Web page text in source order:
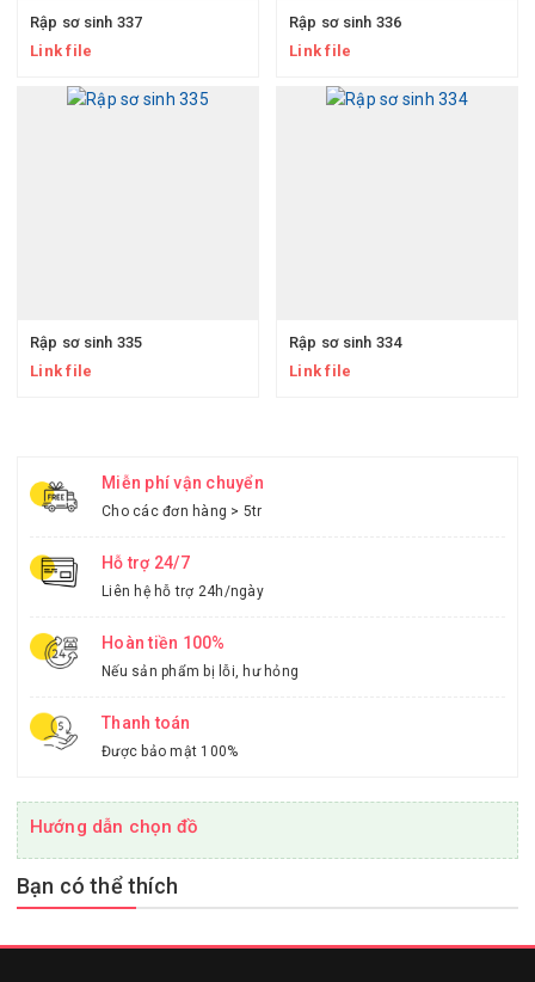
Rập sơ sinh 337
Link file
Rập sơ sinh 336
Link file
Rập sơ sinh 335
Link file
Rập sơ sinh 334
Link file
Miễn phí vận chuyển
Cho các đơn hàng > 5tr
Hỗ trợ 24/7
Liên hệ hỗ trợ 24h/ngày
Hoàn tiền 100%
Nếu sản phẩm bị lỗi, hư hỏng
Thanh toán
Được bảo mật 100%
Hướng dẫn chọn đồ
Bạn có thể thích